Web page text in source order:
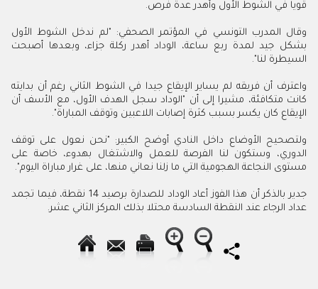
قويا في الشوط الأول وأهدر عدة فرص.
وقال المدرب التونسي في المؤتمر الصحفي: "لم ندخل الشوط الأول
بشكل جيد لمدة ربع ساعة، الوداد أهدر ركلة جزاء، وبعدها أصبحت
السيطرة لنا".
واعترف أن فريقه لم يساير الإيقاع جيدا في الشوط الثاني رغم أن بدايته
كانت متكافئة، مشيرا إلى أن "الوداد سجل الهدف الأول، مع الأسف أن
الإيقاع كان يكسر بسبب كثرة إصابات اللاعبين وتوقف المباراة".
ولتصحيح الأوضاع داخل النادي أوضح الكبير: "نحن نعول على توقف
الدوري، وستكون لنا الفرصة للعمل والاشتغال بهدوء، خاصة على
مستوى النجاعة الهجومية التي ما زلنا نعاني منها، على غرار مباراة اليوم".
جدير بالذكر أن هذا الفوز أعاد الوداد للصدارة برصيد 14 نقطة، فيما تجمد
عداد الرجاء عند النقطة السادسة محتلا بذلك المركز الثاني عشر.